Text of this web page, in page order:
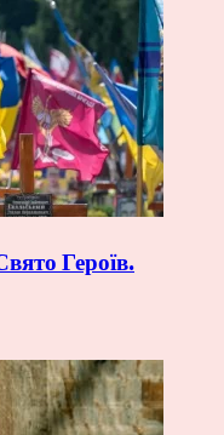
Героїв.